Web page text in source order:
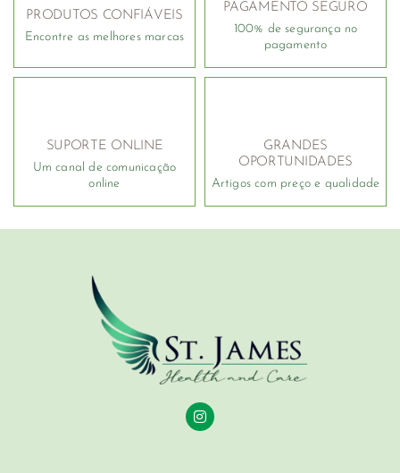
PRODUTOS CONFIÁVEIS
Encontre as melhores marcas
PAGAMENTO SEGURO
100% de segurança no
pagamento
SUPORTE ONLINE
Um canal de comunicação
online
GRANDES
OPORTUNIDADES
Artigos com preço e qualidade